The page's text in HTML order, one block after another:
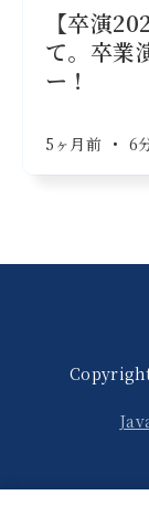
【卒演
て。卒業
ー！
5ヶ月前 • 6